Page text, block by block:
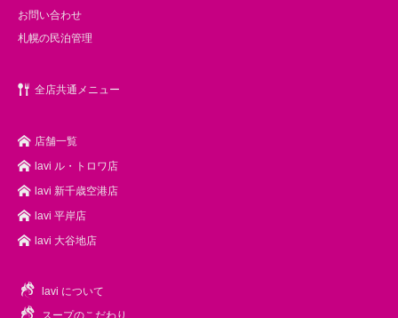
お問い合わせ
札幌の民泊管理
全店共通メニュー
店舗一覧
lavi ル・トロワ店
lavi 新千歳空港店
lavi 平岸店
lavi 大谷地店
lavi について